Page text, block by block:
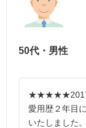
50代・男性
★★★★★
愛用歴２年目
いたしました